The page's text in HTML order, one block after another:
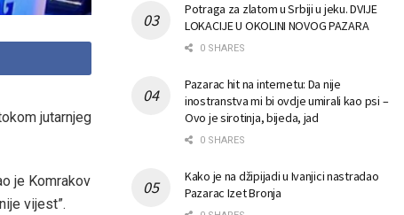
jutarnjeg
je Komrakov
vijest”.
Potraga za zlatom u Srbiji u jeku. DVIJE
LOKACIJE U OKOLINI NOVOG PAZARA
0 SHARES
Pazarac hit na internetu: Da nije
inostranstva mi bi ovdje umirali kao psi –
Ovo je sirotinja, bijeda, jad
0 SHARES
Kako je na džipijadi u Ivanjici nastradao
Pazarac Izet Bronja